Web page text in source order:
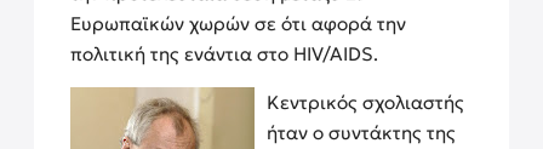
Eυρωπαϊκών χωρών σε ότι αφορά την
πολιτική της ενάντια στο HIV/AIDS.
Κεντρικός σχολιαστής
ήταν ο συντάκτης της